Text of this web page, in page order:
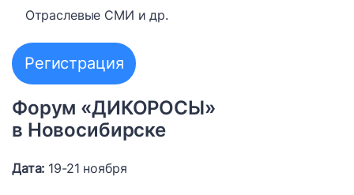
Отраслевые СМИ и др.
Регистрация
Форум «ДИКОРОСЫ»
в Новосибирске
Дата: 19-21 ноября